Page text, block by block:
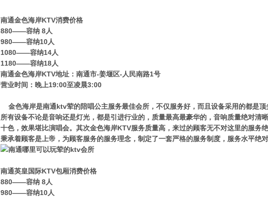
南通金色海岸KTV消费价格
880——容纳 8人
980——容纳10人
1080——容纳14人
1180——容纳18人
南通金色海岸KTV地址：南通市-姜堰区-人民南路1号
营业时间：晚上19:00至凌晨3:00
金色海岸是南通ktv荤的陪唱公主服务最佳会所，不仅服务好，而且设备采用的都是顶
所有设备不论是音响还是灯光，都是引进行业的，质量最高最豪华的，音响质量绝对清
十色，效果堪比演唱会。其次金色海岸KTV服务质量高，来过的顾客无不对这里的服务
秉承着顾客是上帝，为顾客服务的服务理念，制定了一套严格的服务制度，服务水平绝对
南通英皇国际KTV包厢消费价格
880——容纳 8人
980——容纳10人